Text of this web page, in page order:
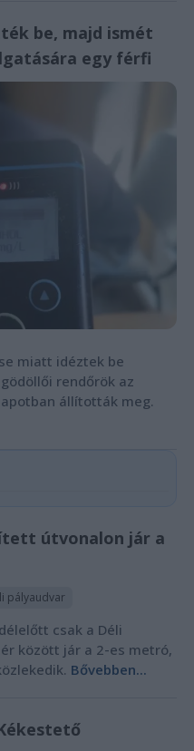
be, majd ismét
egy férfi
miatt idéztek be
rendőrök az
állították meg.
útvonalon jár a
pályaudvar
csak a Déli
között jár a 2-es metró,
Bővebben...